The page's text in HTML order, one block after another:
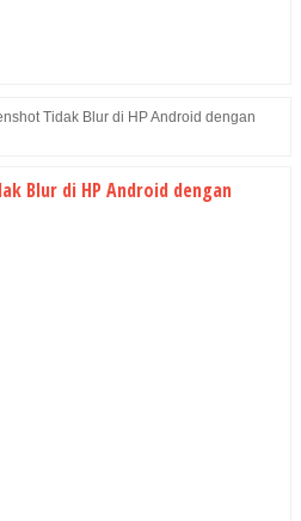
Tidak Blur di HP Android dengan
Blur di HP Android dengan